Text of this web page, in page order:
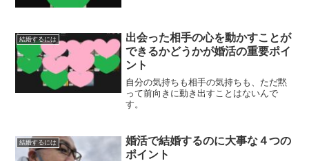
結婚するには
出会った相手の心を動かすことが
できるかどうかが婚活の重要ポイ
ント
自分の気持ちも相手の気持ちも、ただ黙
って前向きに動き出すことはないんで
す。
結婚するには
婚活で結婚するのに大事な４つの
ポイント